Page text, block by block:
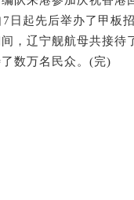
日起先后举办了甲板
，辽宁舰航母共接待
数万名民众。(完)